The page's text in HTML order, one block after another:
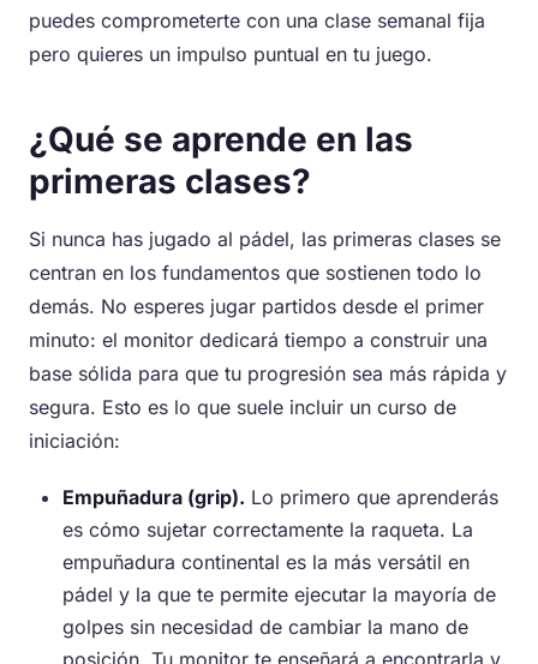
puedes comprometerte con una clase semanal fija
pero quieres un impulso puntual en tu juego.
¿Qué se aprende en las
primeras clases?
Si nunca has jugado al pádel, las primeras clases se
centran en los fundamentos que sostienen todo lo
demás. No esperes jugar partidos desde el primer
minuto: el monitor dedicará tiempo a construir una
base sólida para que tu progresión sea más rápida y
segura. Esto es lo que suele incluir un curso de
iniciación:
Empuñadura (grip). Lo primero que aprenderás
es cómo sujetar correctamente la raqueta. La
empuñadura continental es la más versátil en
pádel y la que te permite ejecutar la mayoría de
golpes sin necesidad de cambiar la mano de
posición. Tu monitor te enseñará a encontrarla y